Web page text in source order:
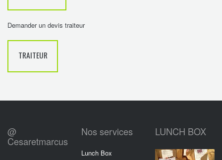
Demander un devis traiteur
TRAITEUR
@
Cesaretmarcus
Nos services
Lunch Box
LUNCH BOX